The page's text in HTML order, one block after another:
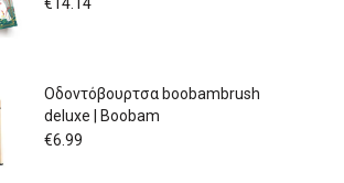
Οδοντόβουρτσα boobambrush
deluxe | Boobam
€6.99